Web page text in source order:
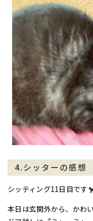
4.シッターの感想
シッティング11日目です
本日は玄関外から、かわ